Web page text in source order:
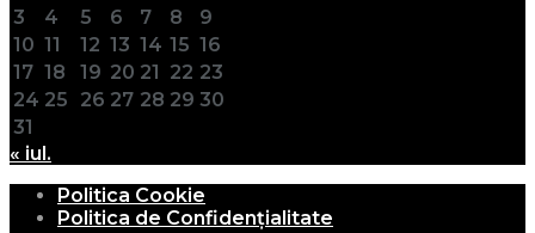
3
4 5 6 7 8
9
10 11 12 13 14 15 16
17 18 19 20 21 22 23
24 25 26 27 28 29 30
31
« iul.
Politica Cookie
Politica de Confidențialitate